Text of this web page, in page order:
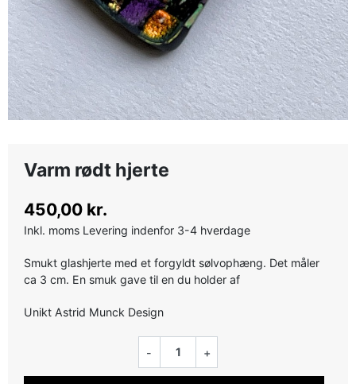
Varm rødt hjerte
450,00 kr.
Inkl. moms Levering indenfor 3-4 hverdage
Smukt glashjerte med et forgyldt sølvophæng. Det måler
ca 3 cm. En smuk gave til en du holder af
Unikt Astrid Munck Design
- +